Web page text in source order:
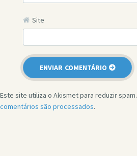
Site
Este site utiliza o Akismet para reduzir spam.
comentários são processados.